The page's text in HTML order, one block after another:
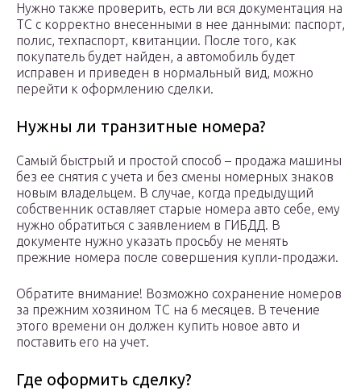
Нужно также проверить, есть ли вся документация на
ТС с корректно внесенными в нее данными: паспорт,
полис, техпаспорт, квитанции. После того, как
покупатель будет найден, а автомобиль будет
исправен и приведен в нормальный вид, можно
перейти к оформлению сделки.
Нужны ли транзитные номера?
Самый быстрый и простой способ – продажа машины
без ее снятия с учета и без смены номерных знаков
новым владельцем. В случае, когда предыдущий
собственник оставляет старые номера авто себе, ему
нужно обратиться с заявлением в ГИБДД. В
документе нужно указать просьбу не менять
прежние номера после совершения купли-продажи.
Обратите внимание! Возможно сохранение номеров
за прежним хозяином ТС на 6 месяцев. В течение
этого времени он должен купить новое авто и
поставить его на учет.
Где оформить сделку?